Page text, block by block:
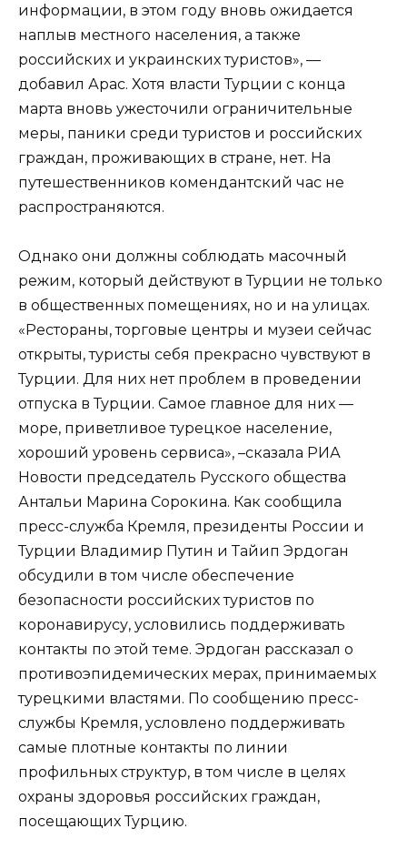
информации, в этом году вновь ожидается
наплыв местного населения, а также
российских и украинских туристов», —
добавил Арас. Хотя власти Турции с конца
марта вновь ужесточили ограничительные
меры, паники среди туристов и российских
граждан, проживающих в стране, нет. На
путешественников комендантский час не
распространяются.
Однако они должны соблюдать масочный
режим, который действуют в Турции не только
в общественных помещениях, но и на улицах.
«Рестораны, торговые центры и музеи сейчас
открыты, туристы себя прекрасно чувствуют в
Турции. Для них нет проблем в проведении
отпуска в Турции. Самое главное для них —
море, приветливое турецкое население,
хороший уровень сервиса», –сказала РИА
Новости председатель Русского общества
Антальи Марина Сорокина. Как сообщила
пресс-служба Кремля, президенты России и
Турции Владимир Путин и Тайип Эрдоган
обсудили в том числе обеспечение
безопасности российских туристов по
коронавирусу, условились поддерживать
контакты по этой теме. Эрдоган рассказал о
противоэпидемических мерах, принимаемых
турецкими властями. По сообщению пресс-
службы Кремля, условлено поддерживать
самые плотные контакты по линии
профильных структур, в том числе в целях
охраны здоровья российских граждан,
посещающих Турцию.